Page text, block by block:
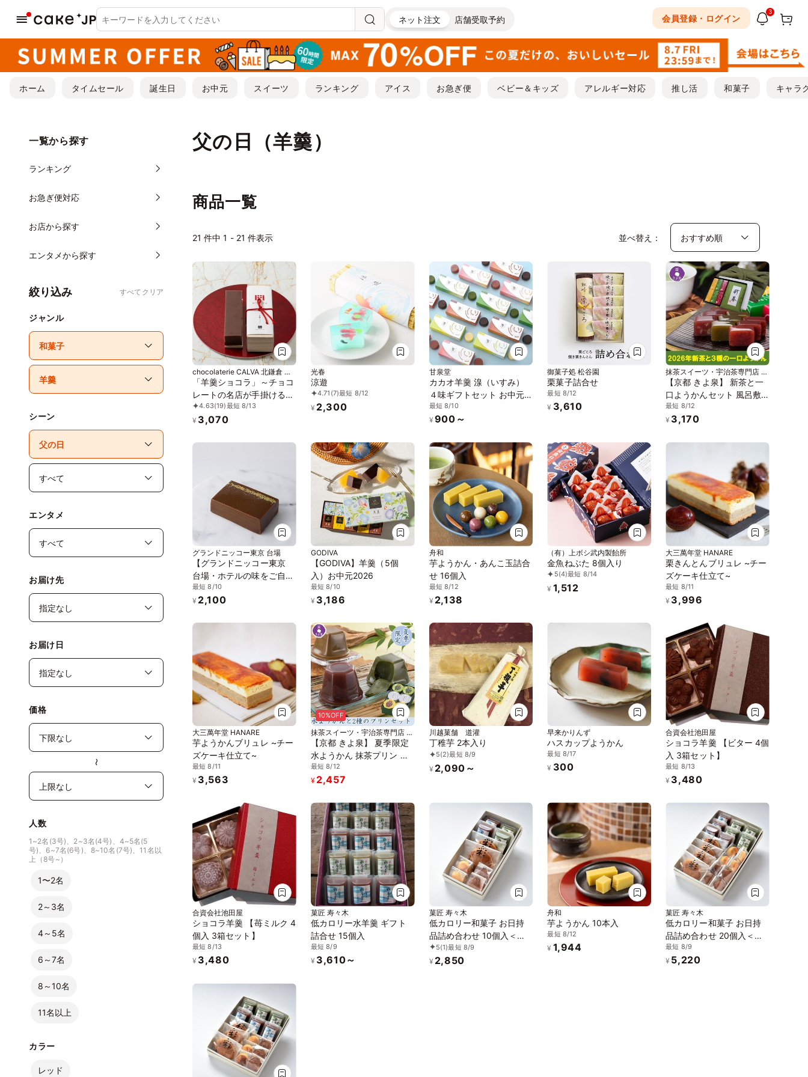
ネット注文 店舗受取予約 会員登録・ログイン
3
ホーム タイムセール 誕生日 お中元 スイーツ ランキング アイス お急ぎ便 ベビー＆キッズ アレルギー対応 推し活 和菓子 キャラ
父の日（羊羹）
一覧から探す
ランキング
お急ぎ便対応
お店から探す
エンタメから探す
絞り込み すべてクリア
ジャンル
シーン
エンタメ
お届け先
お届け日
価格
〜
人数
1~2名(3号)、2~3名(4号)、4~5名(5
号)、6~7名(6号)、8~10名(7号)、11名以
上（8号~）
1〜2名
2～3名
4～5名
6～7名
8～10名
11名以上
カラー
レッド
商品一覧
21 件中 1 - 21 件表示 並べ替え：
chocolaterie CALVA 北鎌倉 門
前「羊羹ショコラ」～チョコ
レートの名店が手掛ける和
と洋の新食感～
4.63(19)最短 8/13
¥ 3,070
光春
涼遊
4.71 (7)最短 8/12
¥ 2,300
甘泉堂
カカオ羊羹 湶（いすみ）
４味ギフトセット お中元
2026
最短 8/10
¥ 900～
御菓子処 松谷園
栗菓子詰合せ
最短 8/12
¥ 3,610
抹茶スイーツ・宇治茶専門店 京
都きよ泉
【京都 きよ泉】 新茶と一
口ようかんセット 風呂敷
包み 2026年産 新茶 3種の
一口羊羹 和菓子 ギフト プ
最短 8/12
¥ 3,170
グランドニッコー東京 台場
【グランドニッコー東京
台場・ホテルの味をご自宅
で】金のキャラメル羊羹
最短 8/10
¥ 2,100
GODIVA
【GODIVA】羊羹（5個
入）お中元2026
最短 8/10
¥ 3,186
舟和
芋ようかん・あんこ玉詰合
せ 16個入
最短 8/12
¥ 2,138
（有）上ボシ武内製飴所
金魚ねぶた 8個入り
5(4)最短 8/14
¥ 1,512
大三萬年堂 HANARE
栗きんとんブリュレ ~チー
ズケーキ仕立て~
最短 8/11
¥ 3,996
大三萬年堂 HANARE
芋ようかんブリュレ ~チー
ズケーキ仕立て~
最短 8/11
¥ 3,563
10%OFF
抹茶スイーツ・宇治茶専門店 京
都きよ泉
【京都 きよ泉】 夏季限定
水ようかん 抹茶プリン ほ
うじ茶プリン 6個入り 洋菓
子 スイーツ お菓子 ギフト
最短 8/12
¥ 2,457
川越菓舗 道灌
丁稚芋 2本入り
5(2)最短 8/9
¥ 2,090～
早来かりんず
ハスカップようかん
最短 8/17
¥ 300
合資会社池田屋
ショコラ羊羹 【ビター 4個
入 3箱セット】
最短 8/13
¥ 3,480
合資会社池田屋
ショコラ羊羹 【苺ミルク 4
個入 3箱セット】
最短 8/13
¥ 3,480
菓匠 寿々木
低カロリー水羊羹 ギフト
詰合せ 15個入
最短 8/9
¥ 3,610～
菓匠 寿々木
低カロリー和菓子 お日持
品詰め合わせ 10個入＜化
粧箱入り＞
5(1)最短 8/9
¥ 2,850
舟和
芋ようかん 10本入
最短 8/12
¥ 1,944
菓匠 寿々木
低カロリー和菓子 お日持
品詰め合わせ 20個入＜化
粧箱入り＞
最短 8/9
¥ 5,220